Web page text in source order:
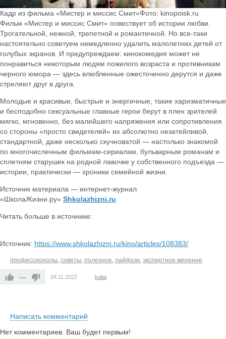
Кадр из фильма «Мистер и миссис Смит»Фото: kinopoisk.ru
Фильм «Мистер и миссис Смит» повествует об истории любви.
Трогательной, нежной, трепетной и романтичной. Но все-таки
настоятельно советуем немедленно удалить малолетних детей от
голубых экранов. И предупреждаем: кинокомедия может не
понравиться некоторым людям пожилого возраста и противникам
черного юмора — здесь влюбленные ожесточенно дерутся и даже
стреляют друг в друга.
Молодые и красивые, быстрые и энергичные, такие харизматичные
и бесподобно сексуальные главные герои берут в плен зрителей
мягко, мгновенно, без малейшего напряжения или сопротивления
со стороны «просто свидетелей» их абсолютно незатейливой,
стандартной, даже несколько скучноватой — настолько знакомой
по многочисленным фильмам-сериалам, бульварным романам и
сплетням старушек на родной лавочке у собственного подъезда —
истории, практически — хроники семейной жизни.
Источник материала — интернет-журнал
«ШколаЖизни.ру» Shkolazhizni.ru
Читать больше в источнике:
Источник: https://www.shkolazhizni.ru/kino/articles/108383/
профессионалы, советы, полезное, лайфхак, экспертное менение
— 04.11.2022 katia
Написать комментарий
Нет комментариев. Ваш будет первым!